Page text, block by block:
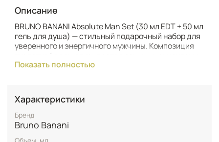
Описание
BRUNO BANANI Absolute Man Set (30 мл EDT + 50 мл
гель для душа) — стильный подарочный набор для
уверенного и энергичного мужчины. Композиция
мандарина и грейпфрута, дополненными пряной
современный и динамичный характер. Тёплая база
из древесных аккордов, бобов тонка, ванили и
амбры формирует стойкий и соблазнительный
шлейф.
Показать полностью
Характеристики
Бренд
Bruno Banani